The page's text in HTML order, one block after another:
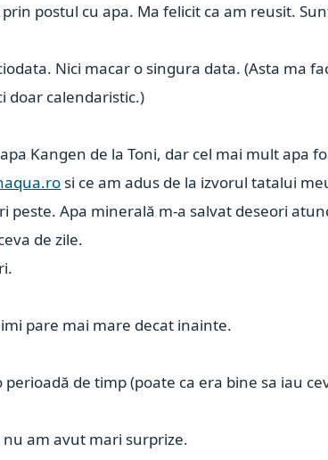
postul cu apa. Ma felicit ca am reusit.
Nici macar o singura data. (Asta ma
doar calendaristic.)
Kangen de la Toni, dar cel mai mult apa
si ce am adus de la izvorul tatalui
peste. Apa minerală m-a salvat deseori
de zile.
pare mai mare decat inainte.
de timp (poate ca era bine sa iau
nu am avut mari surprize.